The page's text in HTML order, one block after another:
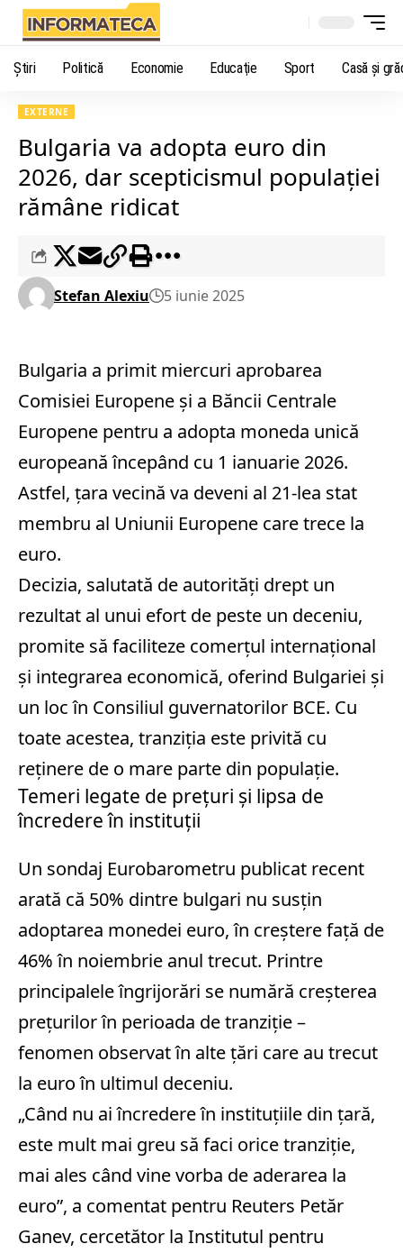
Știri Politică Economie Educaţie Sport Casă şi
EXTERNE
Bulgaria va adopta euro din
2026, dar scepticismul populației
rămâne ridicat
Stefan Alexiu 5 iunie 2025
Bulgaria a primit miercuri aprobarea
Comisiei Europene și a Băncii Centrale
Europene pentru a adopta moneda unică
europeană începând cu 1 ianuarie 2026.
Astfel, țara vecină va deveni al 21-lea stat
membru al Uniunii Europene care trece la
euro.
Decizia, salutată de autorități drept un
rezultat al unui efort de peste un deceniu,
promite să faciliteze comerțul internațional
și integrarea economică, oferind Bulgariei și
un loc în Consiliul guvernatorilor BCE. Cu
toate acestea, tranziția este privită cu
reținere de o mare parte din populație.
Temeri legate de prețuri și lipsa de
încredere în instituții
Un sondaj Eurobarometru publicat recent
arată că 50% dintre bulgari nu susțin
adoptarea monedei euro, în creștere față de
46% în noiembrie anul trecut. Printre
principalele îngrijorări se numără creșterea
prețurilor în perioada de tranziție –
fenomen observat în alte țări care au trecut
la euro în ultimul deceniu.
„Când nu ai încredere în instituțiile din țară,
este mult mai greu să faci orice tranziție,
mai ales când vine vorba de aderarea la
euro”, a comentat pentru Reuters Petăr
Ganev, cercetător la Institutul pentru